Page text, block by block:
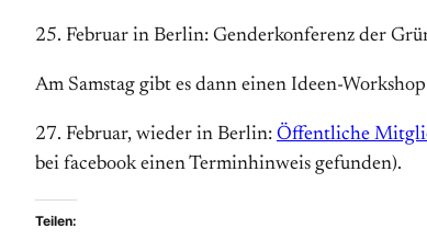
25. Februar in Berlin: Genderkonferenz der
Am Samstag gibt es dann einen Ideen-
27. Februar, wieder in Berlin: Öffentliche
bei facebook einen Terminhinweis gefunden).
Teilen: